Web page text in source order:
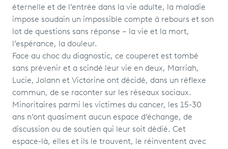
éternelle et de l’entrée dans la vie adulte, la maladie
impose soudain un impossible compte à rebours et son
lot de questions sans réponse – la vie et la mort,
l’espérance, la douleur.
Face au choc du diagnostic, ce couperet est tombé
sans prévenir et a scindé leur vie en deux, Marriah,
Lucie, Jolann et Victorine ont décidé, dans un réflexe
commun, de se raconter sur les réseaux sociaux.
Minoritaires parmi les victimes du cancer, les 15-30
ans n’ont quasiment aucun espace d’échange, de
discussion ou de soutien qui leur soit dédié. Cet
espace-là, elles et ils le trouvent, le réinventent avec